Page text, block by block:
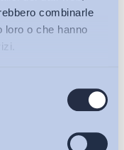
combinarle
loro o che hanno